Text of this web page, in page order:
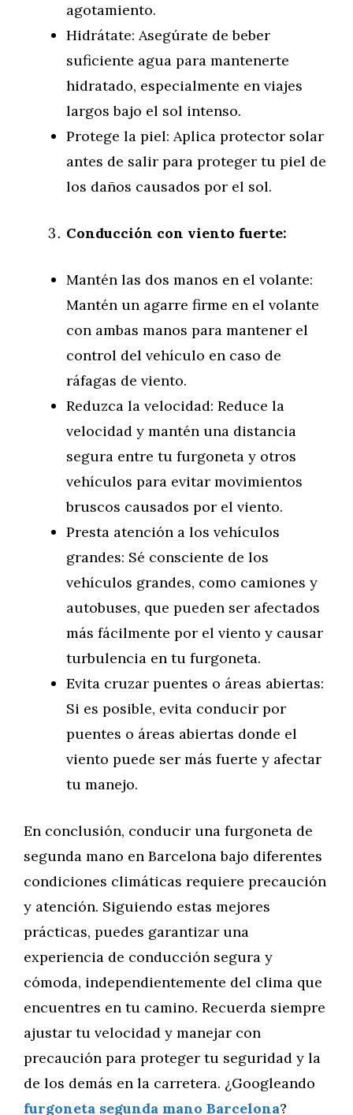
agotamiento.
Hidrátate: Asegúrate de beber
suficiente agua para mantenerte
hidratado, especialmente en viajes
largos bajo el sol intenso.
Protege la piel: Aplica protector solar
antes de salir para proteger tu piel de
los daños causados por el sol.
Conducción con viento fuerte:
Mantén las dos manos en el volante:
Mantén un agarre firme en el volante
con ambas manos para mantener el
control del vehículo en caso de
ráfagas de viento.
Reduzca la velocidad: Reduce la
velocidad y mantén una distancia
segura entre tu furgoneta y otros
vehículos para evitar movimientos
bruscos causados por el viento.
Presta atención a los vehículos
grandes: Sé consciente de los
vehículos grandes, como camiones y
autobuses, que pueden ser afectados
más fácilmente por el viento y causar
turbulencia en tu furgoneta.
Evita cruzar puentes o áreas abiertas:
Si es posible, evita conducir por
puentes o áreas abiertas donde el
viento puede ser más fuerte y afectar
tu manejo.
En conclusión, conducir una furgoneta de
segunda mano en Barcelona bajo diferentes
condiciones climáticas requiere precaución
y atención. Siguiendo estas mejores
prácticas, puedes garantizar una
experiencia de conducción segura y
cómoda, independientemente del clima que
encuentres en tu camino. Recuerda siempre
ajustar tu velocidad y manejar con
precaución para proteger tu seguridad y la
de los demás en la carretera. ¿Googleando
furgoneta segunda mano Barcelona?